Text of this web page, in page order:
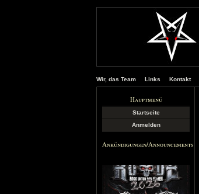
Wir, das Team Links Kontakt
Hauptmenü
Startseite
Anmelden
Ankündigungen/Announcements